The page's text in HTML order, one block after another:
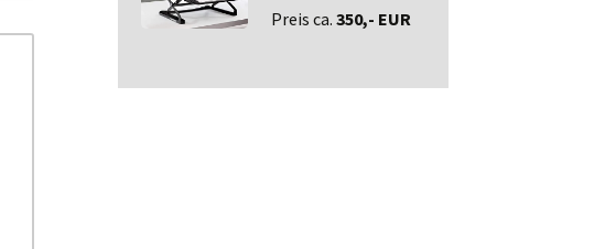
Preis ca. 350,- EUR